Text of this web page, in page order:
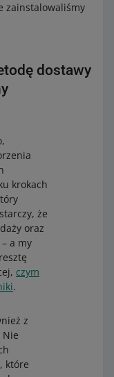
zainstalowaliśmy
dostawy
krokach
że
oraz
a my
czym
.
z
Nie
które